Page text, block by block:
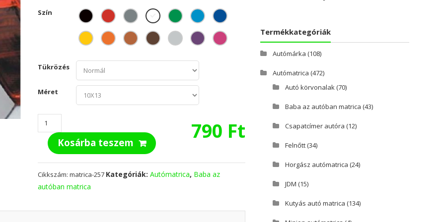
Szín
Tükrözés
Méret
790 Ft
Baby
on
board
-
Baba
az
matrica
Kosárba teszem
Cikkszám:matrica-257 Kategóriák:Autómatrica, Baba az
autóban matrica
Termékkategóriák
Autómárka (108)
Autómatrica (472)
Autó körvonalak(70)
Baba az autóban matrica (43)
Csapatcímer autóra (12)
Felnőtt(34)
Horgász autómatrica (24)
JDM (15)
Kutyás autó matrica (134)